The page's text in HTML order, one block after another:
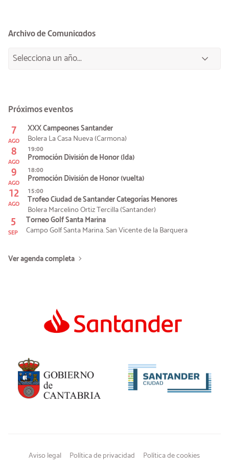
Archivo de Comunicados
Próximos eventos
7
AGO
XXX Campeones Santander
Bolera La Casa Nueva (Carmona)
8
AGO
19:00
Promoción División de Honor (Ida)
9
AGO
18:00
Promoción División de Honor (vuelta)
12
AGO
15:00
Trofeo Ciudad de Santander Categorías Menores
Bolera Marcelino Ortiz Tercilla (Santander)
5
SEP
Torneo Golf Santa Marina
Campo Golf Santa Marina. San Vicente de la Barquera
Ver agenda completa
Aviso legal Política de privacidad Política de cookies